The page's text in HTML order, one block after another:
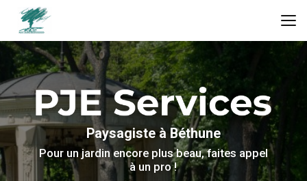
contenu
principal
Paysagiste à Béthune
Pour un jardin encore plus beau, faites appel
à un pro !